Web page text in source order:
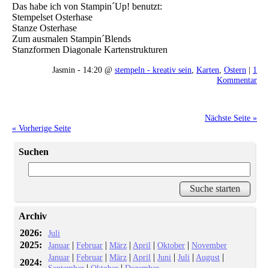
Das habe ich von Stampin´Up! benutzt:
Stempelset Osterhase
Stanze Osterhase
Zum ausmalen Stampin´Blends
Stanzformen Diagonale Kartenstrukturen
Jasmin - 14:20 @ stempeln - kreativ sein Karten Ostern | 1
Kommentar
Nächste Seite »
« Vorherige Seite
Suchen
Archiv
2026:
Juli
2025: Januar |Februar |März | April |Oktober |November
2024: Januar |Februar |März | April |Juni |Juli | August |